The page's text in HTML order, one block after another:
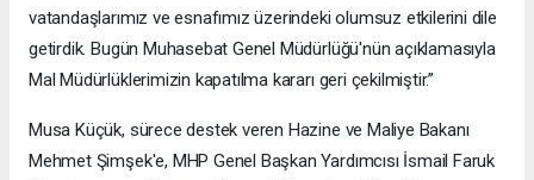
vatandaşlarımız ve esnafımız üzerindeki olumsuz etkilerini dile
getirdik. Bugün Muhasebat Genel Müdürlüğü'nün açıklamasıyla
Mal Müdürlüklerimizin kapatılma kararı geri çekilmiştir.”
Musa Küçük, sürece destek veren Hazine ve Maliye Bakanı
Mehmet Şimşek'e, MHP Genel Başkan Yardımcısı İsmail Faruk